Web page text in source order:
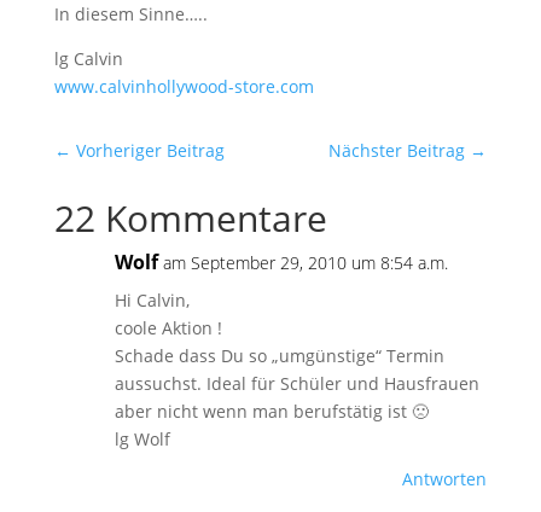
In diesem Sinne…..
lg Calvin
www.calvinhollywood-store.com
← Vorheriger Beitrag Nächster Beitrag →
22 Kommentare
Wolf am September 29, 2010 um 8:54 a.m.
Hi Calvin,
coole Aktion !
Schade dass Du so „umgünstige“ Termin
aussuchst. Ideal für Schüler und Hausfrauen
aber nicht wenn man berufstätig ist 🙁
lg Wolf
Antworten